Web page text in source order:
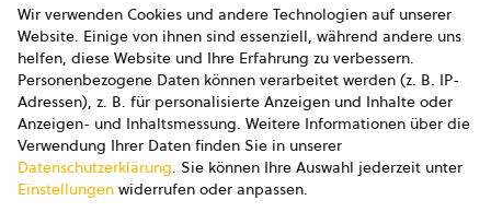
AGB
AGB Marketing GmbH
AGB Bildung
Newsletter
Wir verwenden Cookies und andere Technologien auf unserer
Website. Einige von ihnen sind essenziell, während andere uns
helfen, diese Website und Ihre Erfahrung zu verbessern.
Personenbezogene Daten können verarbeitet werden (z. B. IP-
Adressen), z. B. für personalisierte Anzeigen und Inhalte oder
Anzeigen- und Inhaltsmessung. Weitere Informationen über die
Verwendung Ihrer Daten finden Sie in unserer
Datenschutzerklärung. Sie können Ihre Auswahl jederzeit unter
Einstellungen widerrufen oder anpassen.